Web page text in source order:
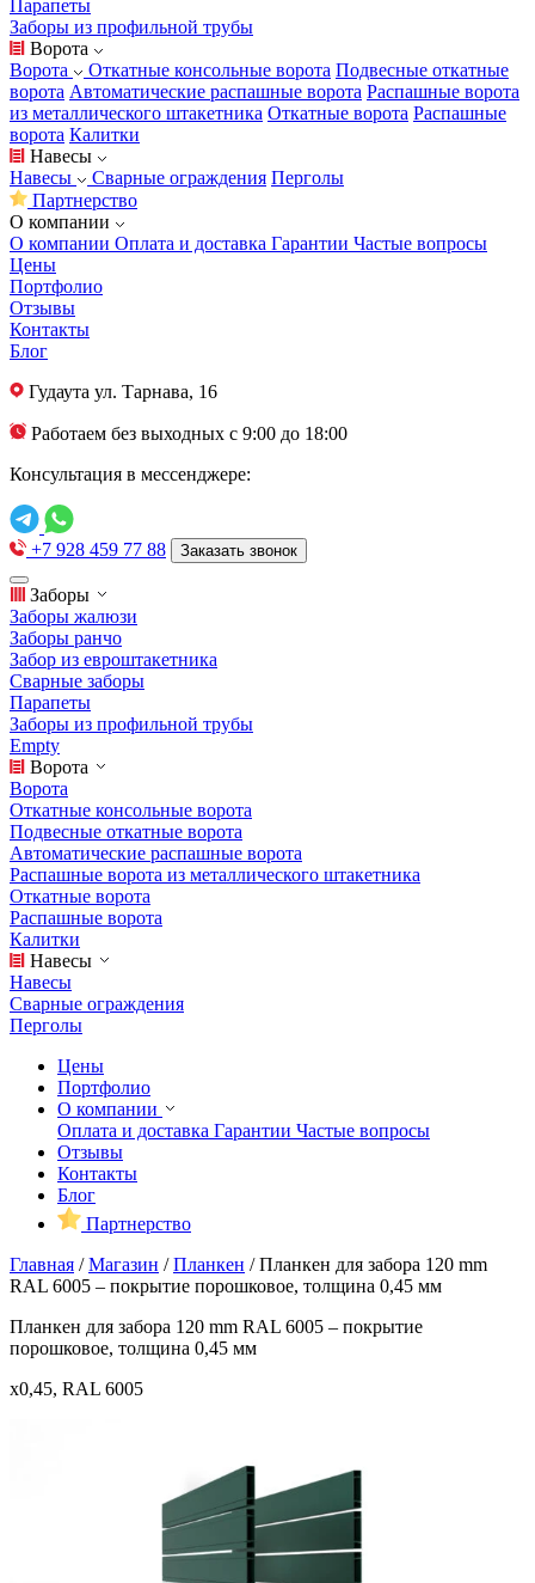
Парапеты
Заборы из профильной трубы
Ворота
Ворота
Откатные консольные ворота Подвесные откатные
ворота Автоматические распашные ворота Распашные ворота
из металлического штакетника Откатные ворота Распашные
ворота Калитки
Навесы
Навесы
Сварные ограждения Перголы
Партнерство
О компании
О компании Оплата и доставка Гарантии Частые вопросы
Цены
Портфолио
Отзывы
Контакты
Блог
Гудаута ул. Тарнава, 16
Работаем без выходных с 9:00 до 18:00
Консультация в мессенджере:
+7 928 459 77 88 Заказать звонок
Заборы
Заборы жалюзи
Заборы ранчо
Забор из евроштакетника
Сварные заборы
Парапеты
Заборы из профильной трубы
Empty
Ворота
Ворота
Откатные консольные ворота
Подвесные откатные ворота
Автоматические распашные ворота
Распашные ворота из металлического штакетника
Откатные ворота
Распашные ворота
Калитки
Навесы
Навесы
Сварные ограждения
Перголы
Цены
Портфолио
О компании
Оплата и доставка Гарантии Частые вопросы
Отзывы
Контакты
Блог
Партнерство
Главная /Магазин /Планкен /Планкен для забора 120 mm
RAL 6005 – покрытие порошковое, толщина 0,45 мм
Планкен для забора 120 mm RAL 6005 – покрытие
порошковое, толщина 0,45 мм
x0,45, RAL 6005